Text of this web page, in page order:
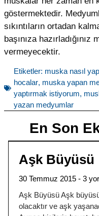
göstermektedir.
sıkıntıların ortadan
başınıza
vermeyecektir.
Etiketler: muska nasıl
hocalar, muska yapan
yaptırmak istiyorum,
yazan medyumlar
En Son
Aşk Büyüsü
30 Temmuz 2015
3
Aşk Büyüsü Aşk
olacaktır ve aşk